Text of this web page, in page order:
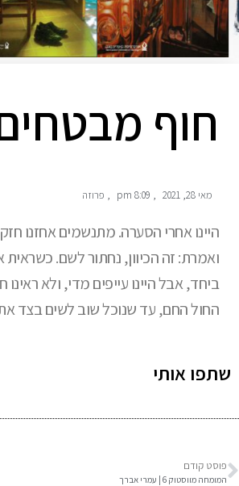
חוף
מאי 28, 2021 ,
8:09 pm
, פרוזה
היינו אחרי הסערה. מתנשמים אחזנו
ואמרת: זה הכיוון, נחתור לשם.
ביחד, אבל היינו עייפים מדי, ולא
החול החם, עד שנוכל שוב לשים בצד
שתפו אותי
פוסט קודם
המומחה מווסטוק 6 | עמרי אברך